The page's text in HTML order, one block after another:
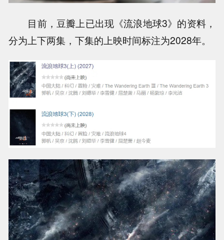
目前，豆瓣上已出现《流浪地球3》的资料，
分为上下两集，下集的上映时间标注为2028年。